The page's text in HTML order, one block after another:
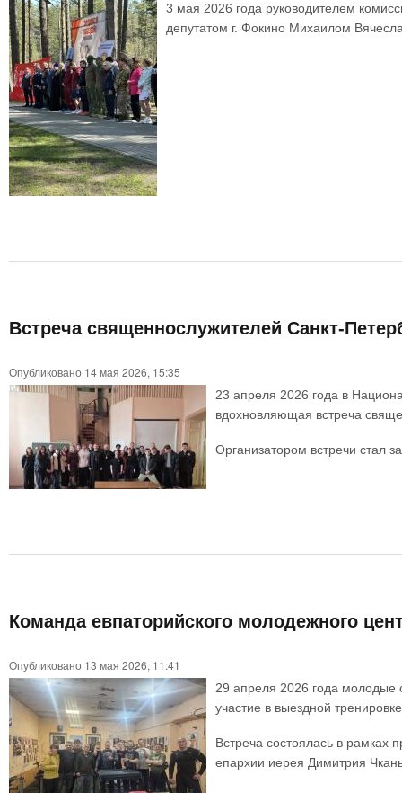
3 мая 2026 года руководителем
депутатом г. Фокино Михаилом
Встреча священнослужителей Санкт-
Опубликовано 14 мая 2026, 15:35
23 апреля 2026 года в
вдохновляющая встреча
Организатором встречи стал
Команда евпаторийского молодежного
Опубликовано 13 мая 2026, 11:41
29 апреля 2026 года молодые
участие в выездной
Встреча состоялась в рамках
епархии иерея Димитрия